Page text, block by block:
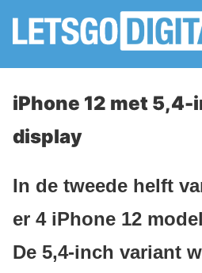
iPhone 12 met 5,4-
display
In de tweede helft
er 4 iPhone 12
De 5,4-inch variant